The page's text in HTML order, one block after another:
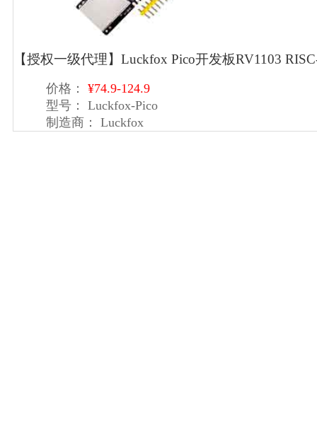
【授权一级代理】Luckfox Pico开发板RV1103
价格：
¥74.9-124.9
型号：
Luckfox-Pico
制造商：
Luckfox